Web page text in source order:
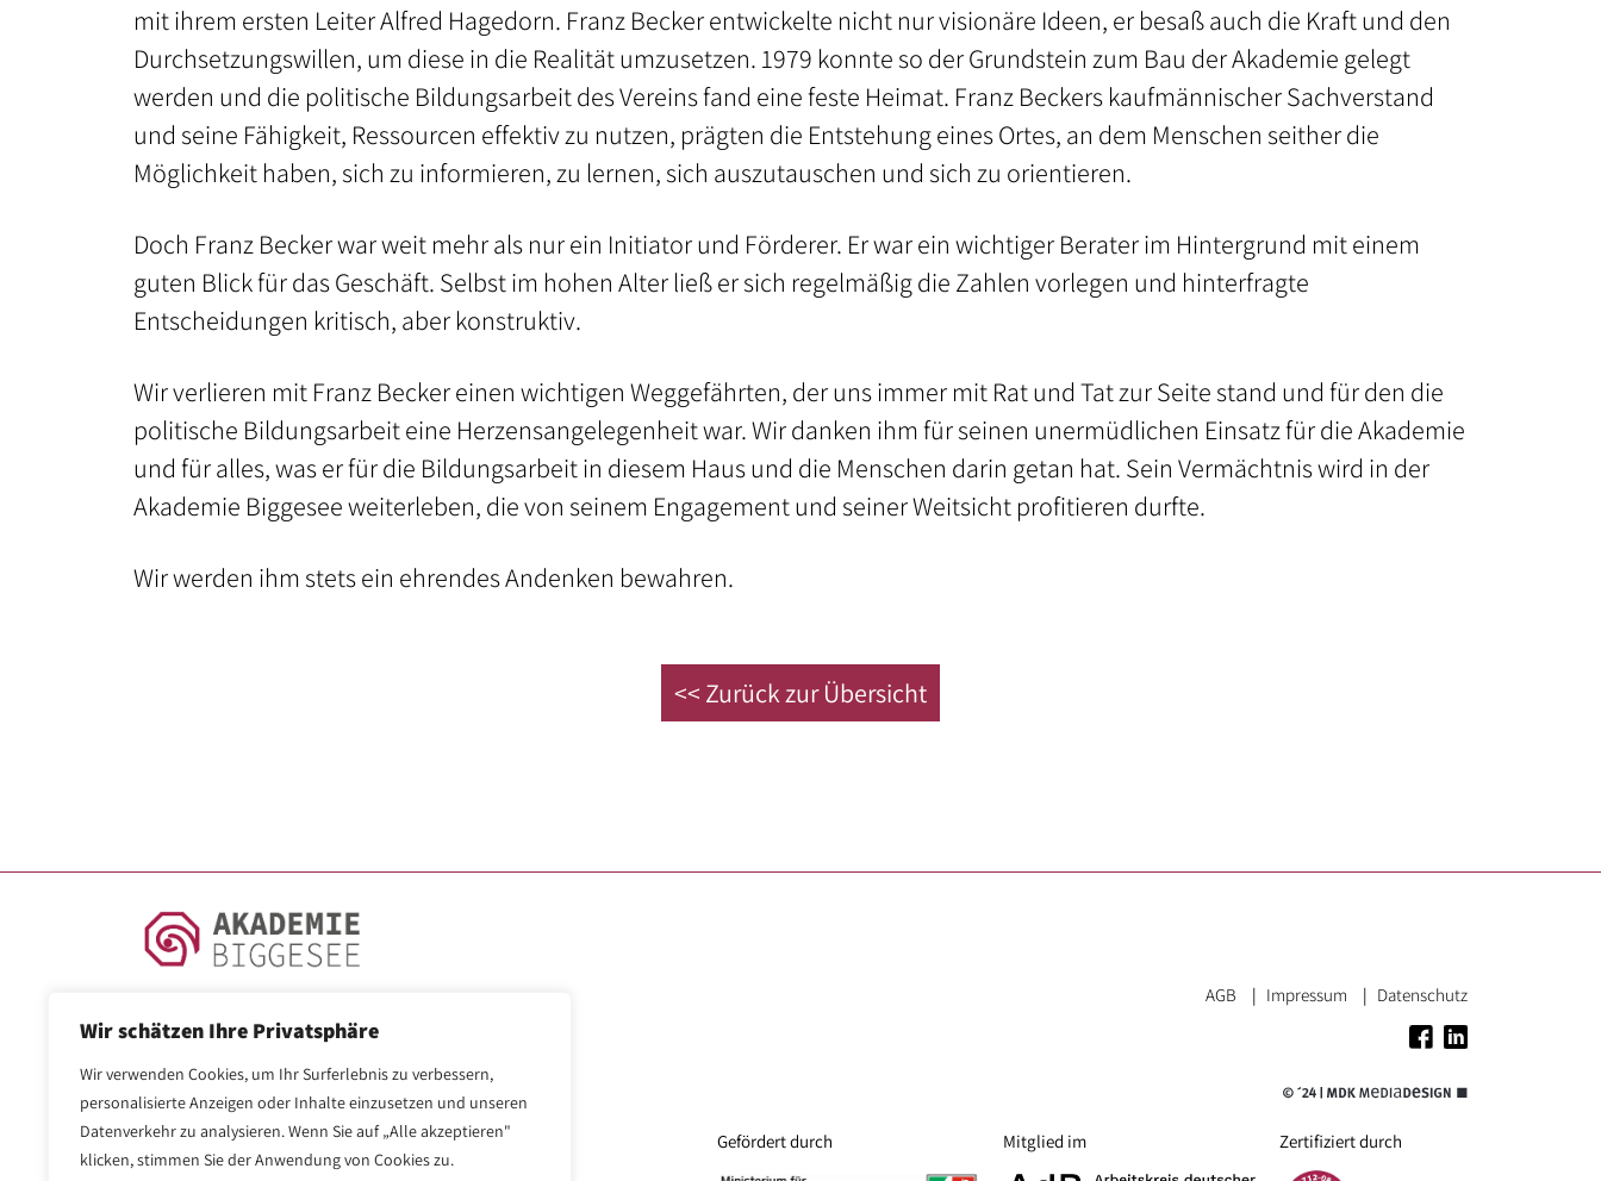
Wir schätzen Ihre Privatsphäre
Wir verwenden Cookies, um Ihr Surferlebnis zu verbessern,
personalisierte Anzeigen oder Inhalte einzusetzen und unseren
Datenverkehr zu analysieren. Wenn Sie auf „Alle akzeptieren"
klicken, stimmen Sie der Anwendung von Cookies zu.
Bildungsurlaube
Bildungsarbeit für:
– Angehörige der
Bundeswehr
– Auszubildende /
Unternehmen
Engagierte
– Schulen
– Soziale und
Berufe
Verpflegung
Seminarräume
Preise
Anfrage / Buchung
mit ihrem ersten Leiter Alfred Hagedorn. Franz Becker entwickelte nicht nur visionäre Ideen, er besaß auch die Kraft und den
Durchsetzungswillen, um diese in die Realität umzusetzen. 1979 konnte so der Grundstein zum Bau der Akademie gelegt
werden und die politische Bildungsarbeit des Vereins fand eine feste Heimat. Franz Beckers kaufmännischer Sachverstand
und seine Fähigkeit, Ressourcen effektiv zu nutzen, prägten die Entstehung eines Ortes, an dem Menschen seither die
Möglichkeit haben, sich zu informieren, zu lernen, sich auszutauschen und sich zu orientieren.
Doch Franz Becker war weit mehr als nur ein Initiator und Förderer. Er war ein wichtiger Berater im Hintergrund mit einem
guten Blick für das Geschäft. Selbst im hohen Alter ließ er sich regelmäßig die Zahlen vorlegen und hinterfragte
Entscheidungen kritisch, aber konstruktiv.
Wir verlieren mit Franz Becker einen wichtigen Weggefährten, der uns immer mit Rat und Tat zur Seite stand und für den die
politische Bildungsarbeit eine Herzensangelegenheit war. Wir danken ihm für seinen unermüdlichen Einsatz für die Akademie
und für alles, was er für die Bildungsarbeit in diesem Haus und die Menschen darin getan hat. Sein Vermächtnis wird in der
Akademie Biggesee weiterleben, die von seinem Engagement und seiner Weitsicht profitieren durfte.
Wir werden ihm stets ein ehrendes Andenken bewahren.
<< Zurück zur Übersicht
57439 Attendorn
Tel.: +49 2722 – 709-0
info@akademie-biggesee.de
Gefördert durch Mitglied im Zertifiziert durch
AGB Impressum Datenschutz